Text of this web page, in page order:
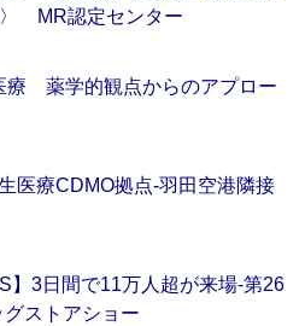
MR認定センター
療 薬学的観点からのアプロー
医療CDMO拠点‐羽田空港隣接
】3日間で11万人超が来場‐第26
グストアショー